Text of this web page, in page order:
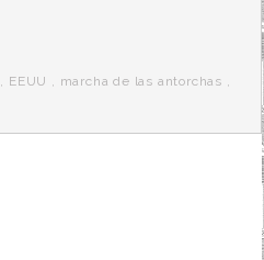
, EEUU , marcha de las antorchas ,